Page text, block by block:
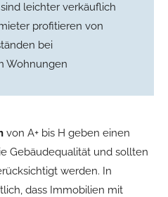
leichter verkäuflich
profitieren von
bei
Wohnungen
von A+ bis H geben einen
Gebäudequalität und sollten
werden. In
dass Immobilien mit